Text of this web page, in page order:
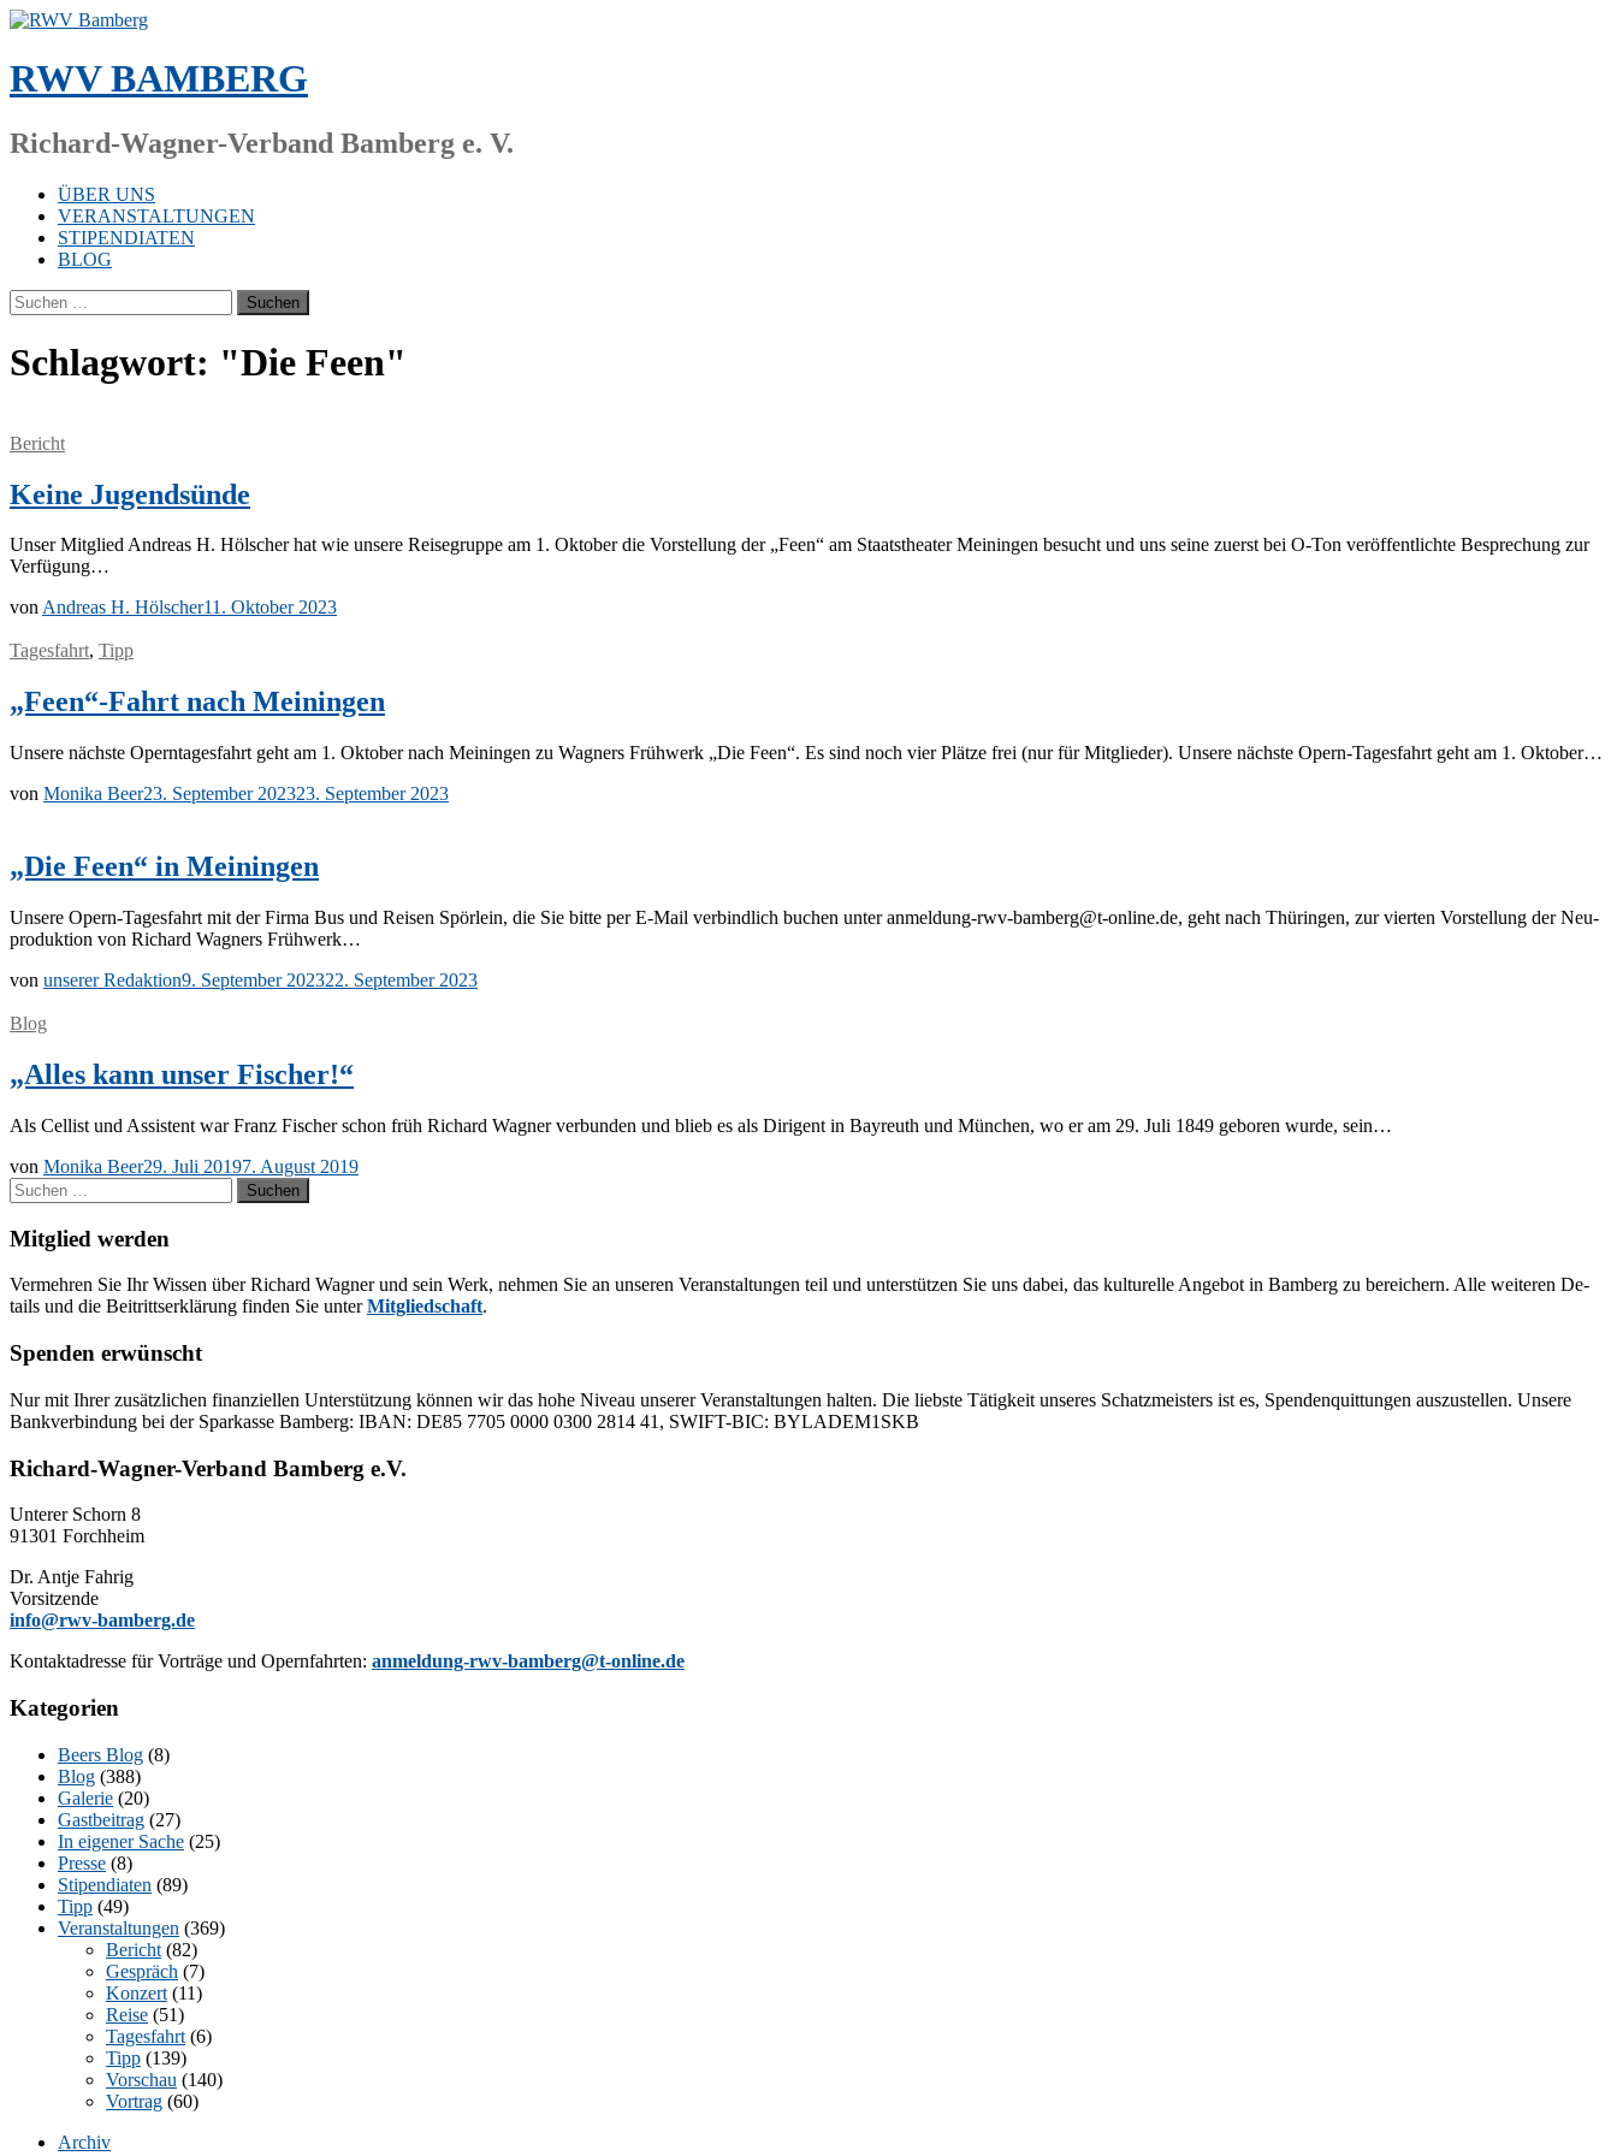
Zum
springen
RWV BAMBERG
Richard-Wagner-Verband Bamberg e. V.
ÜBER UNS
VERANSTALTUNGEN
STIPENDIATEN
BLOG
Suchen
nach:
Schlagwort: "Die Feen"
Bericht
Keine Jugendsünde
Un­ser Mit­glied An­dre­as H. Höl­scher hat wie un­se­re Rei­se­grup­pe am 1. Ok­to­ber die Vor­stel­lung der „Feen“ am Staats­thea­ter Mei­nin­gen be­sucht und uns sei­ne zu­erst bei O-Ton ver­öf­fent­lich­te Be­spre­chung zur
Verfügung…
vonAndreas H. Hölscher11. Oktober 2023
Tagesfahrt, Tipp
„Feen“-Fahrt nach Meiningen
Un­se­re nächs­te Opern­ta­ges­fahrt geht am 1. Ok­to­ber nach Mei­nin­gen zu Wag­ners Früh­werk „Die Feen“. Es sind noch vier Plät­ze frei (nur für Mit­glie­der). Un­se­re nächs­te Opern-Ta­­ge­s­­fahrt geht am 1. Oktober…
von Monika Beer23. September 202323. September 2023
„Die Feen“ in Meiningen
Un­se­re Opern-Ta­­ge­s­­fahrt mit der Fir­ma Bus und Rei­sen Spör­lein, die Sie bit­te per E-Mail ver­bind­lich bu­chen un­ter anmeldung-rwv-bamberg@t-online.de, geht nach Thü­rin­gen, zur vier­ten Vor­stel­lung der Neu­
pro­duk­ti­on von Ri­chard Wag­ners Frühwerk…
von unserer Redaktion9. September 202322. September 2023
Blog
„Alles kann unser Fischer!“
Als Cel­list und As­sis­tent war Franz Fi­scher schon früh Ri­chard Wag­ner ver­bun­den und blieb es als Di­ri­gent in Bay­reuth und Mün­chen, wo er am 29. Juli 1849 ge­bo­ren wur­de, sein…
von Monika Beer29. Juli 20197. August 2019
Suchen
nach:
Mitglied werden
Ver­meh­ren Sie Ihr Wis­sen über Ri­chard Wag­ner und sein Werk, neh­men Sie an un­se­ren Ver­an­stal­tun­gen teil und un­ter­stüt­zen Sie uns da­bei, das kul­tu­rel­le An­ge­bot in Bam­berg zu be­rei­chern. Alle wei­te­ren De­
tails und die Bei­tritts­er­klä­rung fin­den Sie un­terMit­glied­schaft.
Spenden erwünscht
Nur mit Ih­rer zu­sätz­li­chen fi­nan­zi­el­len Un­ter­stüt­zung kön­nen wir das hohe Ni­veau un­se­rer Ver­an­stal­tun­gen hal­ten. Die liebs­te Tä­tig­keit un­se­res Schatz­meis­ters ist es, Spen­den­quit­tun­gen aus­zu­stel­len. Un­se­re
Bank­ver­bin­dung bei der Spar­kas­se Bam­berg: IBAN: DE85 7705 0000 0300 2814 41, SWIFT-BIC: BYLADEM1SKB
Richard-Wagner-Verband Bamberg e.V.
Un­te­rer Schorn 8
91301 Forchheim
Dr. Ant­je Fahrig
Vorsitzende
info@rwv-bamberg.de
Kon­takt­adres­se für Vor­trä­ge und Opern­fahr­ten: anmeldung-rwv-bamberg@t-online.de
Kategorien
Beers Blog (8)
Blog (388)
Galerie (20)
Gastbeitrag (27)
In eigener Sache (25)
Presse (8)
Stipendiaten (89)
Tipp (49)
Veranstaltungen (369)
Bericht (82)
Gespräch (7)
Konzert (11)
Reise (51)
Tagesfahrt (6)
Tipp (139)
Vorschau (140)
Vortrag (60)
Archiv